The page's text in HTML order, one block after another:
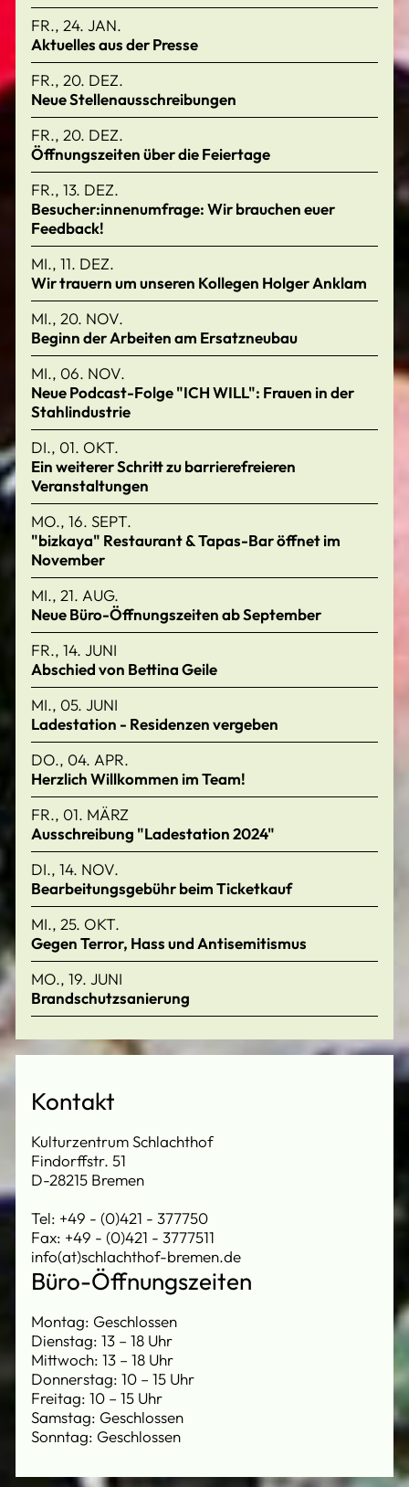
FR., 24. JAN.
Aktuelles aus der Presse
FR., 20. DEZ.
Neue Stellenausschreibungen
FR., 20. DEZ.
Öffnungszeiten über die Feiertage
FR., 13. DEZ.
Besucher:innenumfrage: Wir brauchen euer
Feedback!
MI., 11. DEZ.
Wir trauern um unseren Kollegen Holger Anklam
MI., 20. NOV.
Beginn der Arbeiten am Ersatzneubau
MI., 06. NOV.
Neue Podcast-Folge "ICH WILL": Frauen in der
Stahlindustrie
DI., 01. OKT.
Ein weiterer Schritt zu barrierefreieren
Veranstaltungen
MO., 16. SEPT.
"bizkaya" Restaurant & Tapas-Bar öffnet im
November
MI., 21. AUG.
Neue Büro-Öffnungszeiten ab September
FR., 14. JUNI
Abschied von Bettina Geile
MI., 05. JUNI
Ladestation - Residenzen vergeben
DO., 04. APR.
Herzlich Willkommen im Team!
FR., 01. MÄRZ
Ausschreibung "Ladestation 2024"
DI., 14. NOV.
Bearbeitungsgebühr beim Ticketkauf
MI., 25. OKT.
Gegen Terror, Hass und Antisemitismus
MO., 19. JUNI
Brandschutzsanierung
Kontakt
Kulturzentrum Schlachthof
Findorffstr. 51
D-28215 Bremen
Tel: +49 - (0)421 - 377750
Fax: +49 - (0)421 - 3777511
info(at)schlachthof-bremen.de
Büro-Öffnungszeiten
Montag: Geschlossen
Dienstag: 13 – 18 Uhr
Mittwoch: 13 – 18 Uhr
Donnerstag: 10 – 15 Uhr
Freitag: 10 – 15 Uhr
Samstag: Geschlossen
Sonntag: Geschlossen